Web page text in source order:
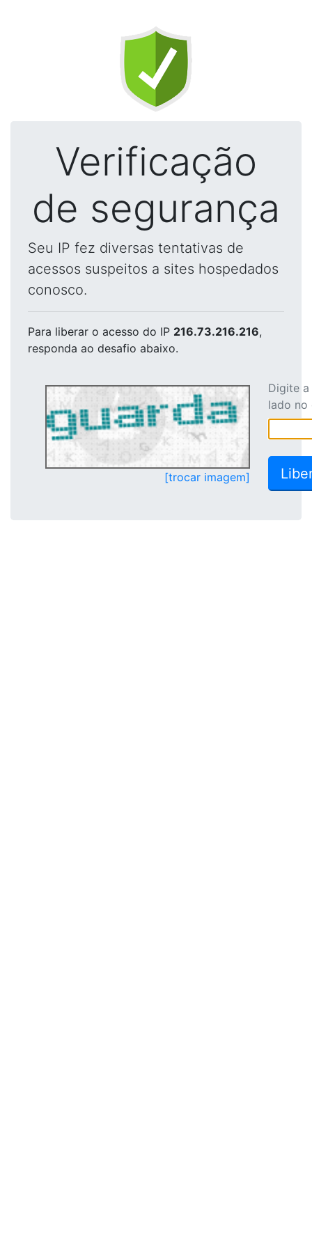
Verificação
de segurança
Seu IP fez diversas tentativas de
acessos suspeitos a sites hospedados
conosco.
Para liberar o acesso do IP 216.73.216.216,
responda ao desafio abaixo.
[trocar imagem]
Digite
lado no